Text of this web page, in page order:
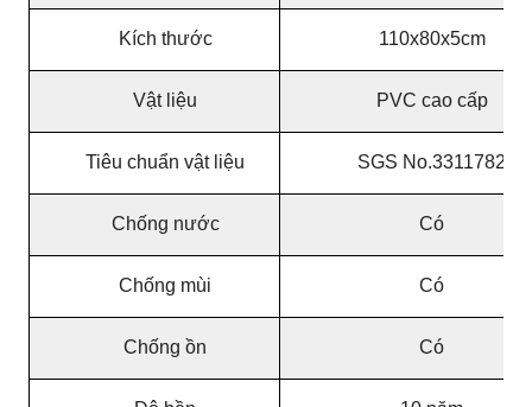
Kích thước 110x80x5cm
Vật liệu PVC cao cấp
Tiêu chuẩn vật liệu SGS No.3311782
Chống nước Có
Chống mùi Có
Chống ồn Có